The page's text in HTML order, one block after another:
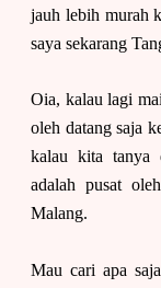
jauh lebih murah
saya sekarang
Oia, kalau lagi
oleh datang saja
kalau kita tanya
adalah pusat
Malang.
Mau cari apa